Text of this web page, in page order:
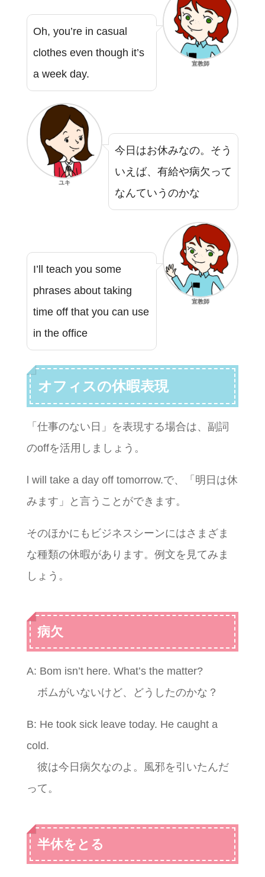
Oh, you’re in casual
clothes even though it’s
a week day.
宣教師
ユキ
今日はお休みなの。そう
いえば、有給や病欠って
なんていうのかな
I’ll teach you some
phrases about taking
time off that you can use
in the office
宣教師
オフィスの休暇表現
「仕事のない日」を表現する場合は、副詞
のoffを活用しましょう。
l will take a day off tomorrow.で、「明日は休
みます」と言うことができます。
そのほかにもビジネスシーンにはさまざま
な種類の休暇があります。例文を見てみま
しょう。
病欠
A: Bom isn’t here. What’s the matter?
ボムがいないけど、どうしたのかな？
B: He took sick leave today. He caught a
cold.
彼は今日病欠なのよ。風邪を引いたんだ
って。
半休をとる